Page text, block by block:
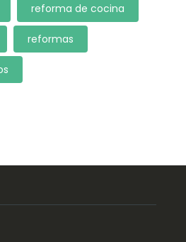
reforma de cocina
reformas